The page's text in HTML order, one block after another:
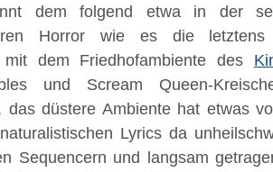
dem folgend etwa in der
Horror wie es die
mit dem Friedhofambiente des
und Scream Queen-
das düstere Ambiente hat etwas
Lyrics da
Sequencern und langsam